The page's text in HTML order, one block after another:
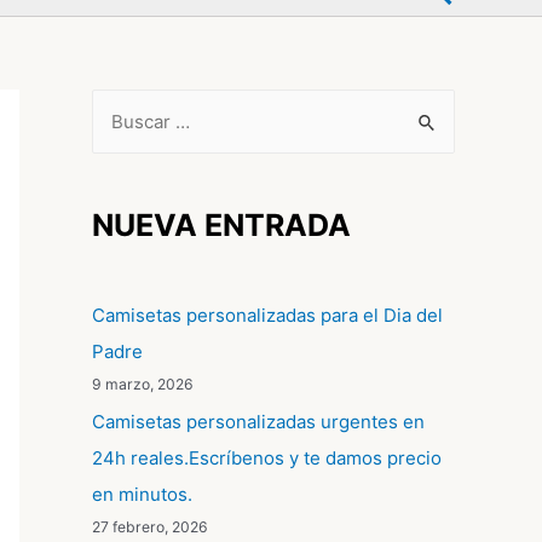
c
p
o
r
:
NUEVA ENTRADA
Camisetas personalizadas para el Dia del
Padre
9 marzo, 2026
Camisetas personalizadas urgentes en
24h reales.Escríbenos y te damos precio
en minutos.
27 febrero, 2026